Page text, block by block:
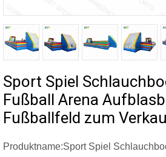
Sport Spiel
Fußball Arena
Fußballfeld zum
Produktname:Sport Spiel